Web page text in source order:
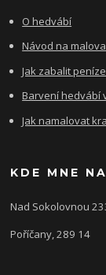
O hedvábí
Návod na
Jak zabalit
Barvení hedvábí
Jak namalovat
KDE MNE
Nad Sokolovnou
Poříčany, 289 14